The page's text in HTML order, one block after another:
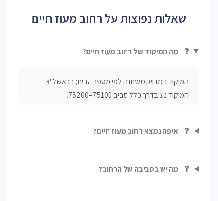
שאלות נפוצות על רחוב מעוז חיים
❓ מה המיקוד של רחוב מעוז חיים?
המיקוד המדויק משתנה לפי מספר הבית; בראשל"צ
המיקוד נע בדרך כלל סביב 75100–75200.
❓ איפה נמצא רחוב מעוז חיים?
❓ מה יש בסביבה של הרחוב?